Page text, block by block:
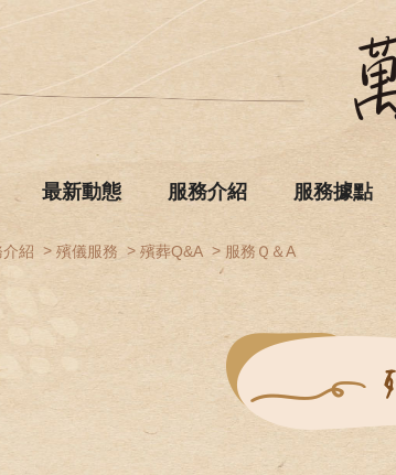
最新動態 服務介紹 服務據點
介紹 殯儀服務 殯葬Q&A 服務Ｑ＆A